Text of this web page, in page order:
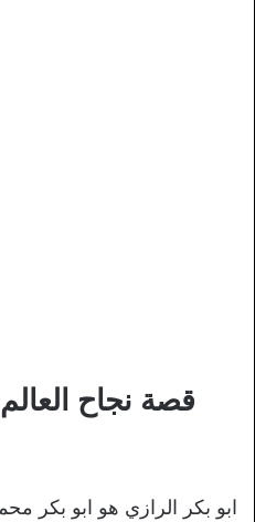
قصة نجاح
ابو بكر الرازي هو ابو بكر